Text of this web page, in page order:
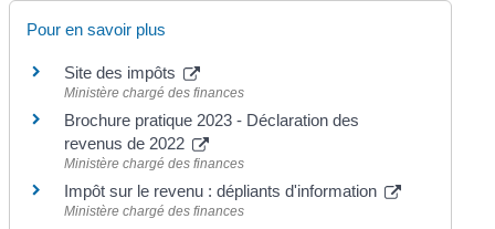
Pour en savoir plus
Site des impôts
Ministère chargé des finances
Brochure pratique 2023 - Déclaration des
revenus de 2022
Ministère chargé des finances
Impôt sur le revenu : dépliants d'information
Ministère chargé des finances